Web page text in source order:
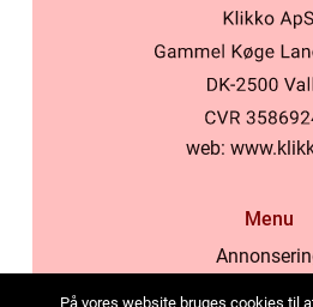
web:
Menu
På vores website bruges cookies til